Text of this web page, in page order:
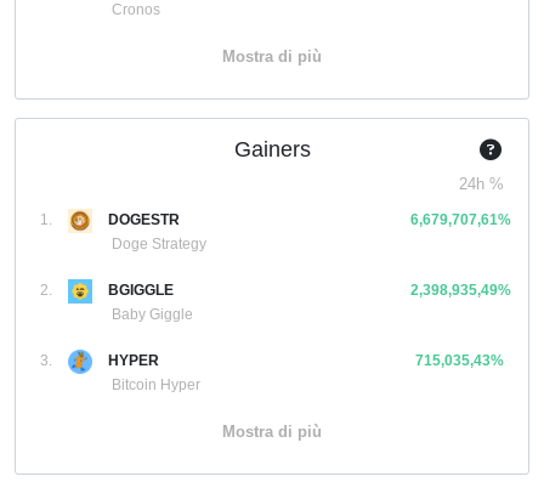
Cronos
Mostra di più
Gainers
24h %
1.
DOGESTR
Doge Strategy
6,679,707,61%
2.
BGIGGLE
Baby Giggle
2,398,935,49%
3.
HYPER
Bitcoin Hyper
715,035,43%
Mostra di più